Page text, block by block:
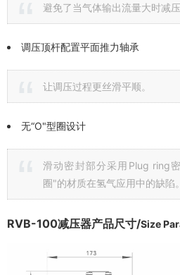
避免了当气体输出流量大时减
调压顶杆配置平面推力轴承
让调压过程更丝滑平顺。
无“O"型圈设计
滑动密封部分采用Plug ring
圈"的材质在氢气应用中的缺陷。
RVB-100减压器产品尺寸/Size